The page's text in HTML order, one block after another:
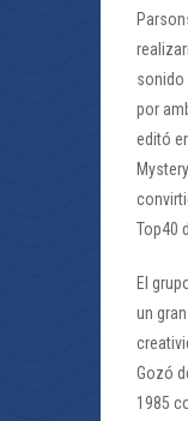
sonido
por
editó
Top40
El
un
Gozó
1985